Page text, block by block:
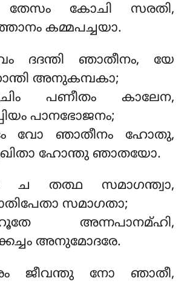
തേസം കോചി സരതി,
കമ്മപച്ചയാ.
ദദന്തി ഞാതീനം, യേ
അനുകമ്പകാ;
പണീതം കാലേന,
പാനഭോജനം;
വോ ഞാതീനം ഹോതു,
ഹോന്തു ഞാതയോ.
ച തത്ഥ സമാഗന്ത്വാ,
സമാഗതാ;
അന്നപാനമ്ഹി,
അനുമോദരേ.
ജീവന്തു നോ ഞാതീ,